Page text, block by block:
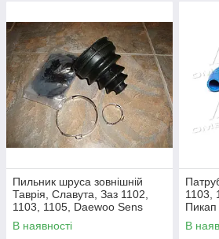
Пильник шруса зовнішній
Таврія, Славута, Заз 1102,
1103, 1105, Daewoo Sens
(хомути + змащення) Україна
В наявності
1103,
Пикап
гума,
В